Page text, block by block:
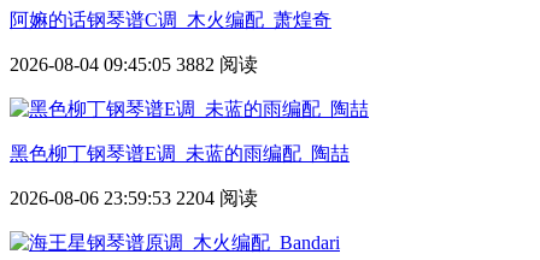
阿嫲的话钢琴谱C调_木火编配_萧煌奇
2026-08-04 09:45:05 3882 阅读
黑色柳丁钢琴谱E调_未蓝的雨编配_陶喆
2026-08-06 23:59:53 2204 阅读